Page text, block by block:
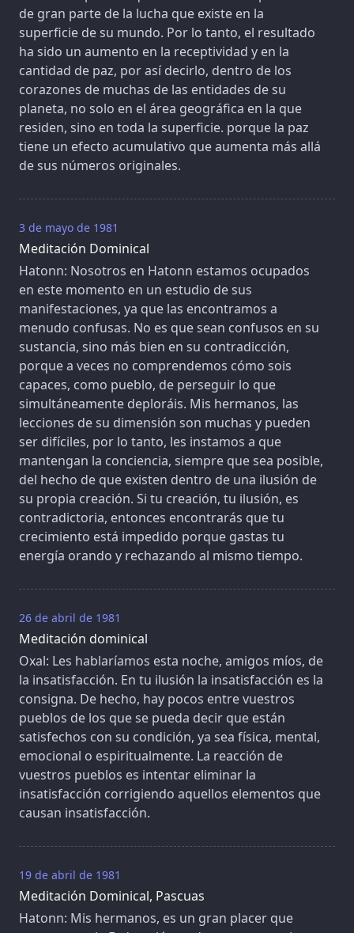
de gran parte de la lucha que existe en la
superficie de su mundo. Por lo tanto, el resultado
ha sido un aumento en la receptividad y en la
cantidad de paz, por así decirlo, dentro de los
corazones de muchas de las entidades de su
planeta, no solo en el área geográfica en la que
residen, sino en toda la superficie. porque la paz
tiene un efecto acumulativo que aumenta más allá
de sus números originales.
3 de mayo de 1981
Meditación Dominical
Hatonn: Nosotros en Hatonn estamos ocupados
en este momento en un estudio de sus
manifestaciones, ya que las encontramos a
menudo confusas. No es que sean confusos en su
sustancia, sino más bien en su contradicción,
porque a veces no comprendemos cómo sois
capaces, como pueblo, de perseguir lo que
simultáneamente deploráis. Mis hermanos, las
lecciones de su dimensión son muchas y pueden
ser difíciles, por lo tanto, les instamos a que
mantengan la conciencia, siempre que sea posible,
del hecho de que existen dentro de una ilusión de
su propia creación. Si tu creación, tu ilusión, es
contradictoria, entonces encontrarás que tu
crecimiento está impedido porque gastas tu
energía orando y rechazando al mismo tiempo.
26 de abril de 1981
Meditación dominical
Oxal: Les hablaríamos esta noche, amigos míos, de
la insatisfacción. En tu ilusión la insatisfacción es la
consigna. De hecho, hay pocos entre vuestros
pueblos de los que se pueda decir que están
satisfechos con su condición, ya sea física, mental,
emocional o espiritualmente. La reacción de
vuestros pueblos es intentar eliminar la
insatisfacción corrigiendo aquellos elementos que
causan insatisfacción.
19 de abril de 1981
Meditación Dominical, Pascuas
Hatonn: Mis hermanos, es un gran placer que